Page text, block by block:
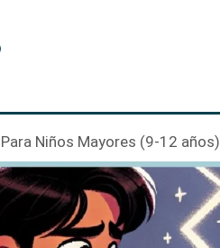
Para Niños Mayores (9-12 años)